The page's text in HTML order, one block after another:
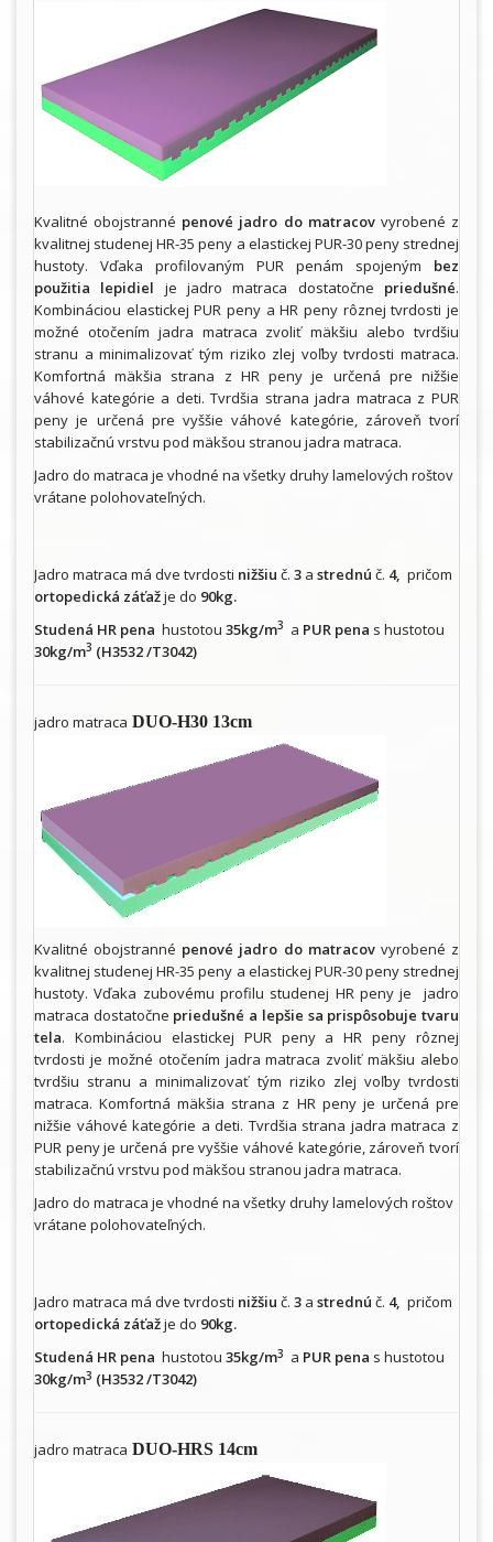
Kvalitné obojstranné penové jadro do matracovvyrobené z
kvalitnej studenej HR-35 peny a elastickej PUR-30 peny strednej
hustoty. Vďaka profilovaným PUR penám spojeným bez
použitia lepidiel je jadro matraca dostatočne priedušné.
Kombináciou elastickej PUR peny a HR peny rôznej tvrdosti je
možné otočením jadra matraca zvoliť mäkšiu alebo tvrdšiu
stranu a minimalizovať tým riziko zlej voľby tvrdosti matraca.
Komfortná mäkšia strana z HR peny je určená pre nižšie
váhové kategórie a deti. Tvrdšia strana jadra matraca z PUR
peny je určená pre vyššie váhové kategórie, zároveň tvorí
stabilizačnú vrstvu pod mäkšou stranou jadra matraca.
Jadro do matraca je vhodné na všetky druhy lamelových roštov
vrátane polohovateľných.
Jadro matraca má dve tvrdosti nižšiu č. 3 a strednú č. 4, pričom
ortopedická záťažje do 90kg.
Studená HR pena hustotou 35kg/m3 a PUR pena s hustotou
30kg/m3 (H3532 /T3042)
jadro matraca DUO-H30 13cm
Kvalitné obojstranné penové jadro do matracovvyrobené z
kvalitnej studenej HR-35 peny a elastickej PUR-30 peny strednej
hustoty. Vďaka zubovému profilu studenej HR peny je jadro
matraca dostatočne priedušné a lepšie sa prispôsobuje tvaru
tela. Kombináciou elastickej PUR peny a HR peny rôznej
tvrdosti je možné otočením jadra matraca zvoliť mäkšiu alebo
tvrdšiu stranu a minimalizovať tým riziko zlej voľby tvrdosti
matraca. Komfortná mäkšia strana z HR peny je určená pre
nižšie váhové kategórie a deti. Tvrdšia strana jadra matraca z
PUR peny je určená pre vyššie váhové kategórie, zároveň tvorí
stabilizačnú vrstvu pod mäkšou stranou jadra matraca.
Jadro do matraca je vhodné na všetky druhy lamelových roštov
vrátane polohovateľných.
Jadro matraca má dve tvrdosti nižšiu č. 3 a strednú č. 4, pričom
ortopedická záťažje do 90kg.
Studená HR pena hustotou 35kg/m3 a PUR pena s hustotou
30kg/m3 (H3532 /T3042)
jadro matraca DUO-HRS 14cm